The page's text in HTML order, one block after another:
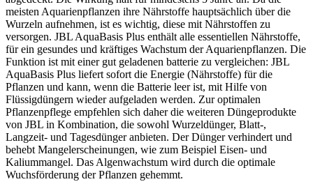
meisten Aquarienpflanzen ihre Nährstoffe hauptsächlich über die
Wurzeln aufnehmen, ist es wichtig, diese mit Nährstoffen zu
versorgen. JBL AquaBasis Plus enthält alle essentiellen Nährstoffe,
für ein gesundes und kräftiges Wachstum der Aquarienpflanzen. Die
Funktion ist mit einer gut geladenen batterie zu vergleichen: JBL
AquaBasis Plus liefert sofort die Energie (Nährstoffe) für die
Pflanzen und kann, wenn die Batterie leer ist, mit Hilfe von
Flüssigdüngern wieder aufgeladen werden. Zur optimalen
Pflanzenpflege empfehlen sich daher die weiteren Düngeprodukte
von JBL in Kombination, die sowohl Wurzeldünger, Blatt-,
Langzeit- und Tagesdünger anbieten. Der Dünger verhindert und
behebt Mangelerscheinungen, wie zum Beispiel Eisen- und
Kaliummangel. Das Algenwachstum wird durch die optimale
Wuchsförderung der Pflanzen gehemmt.